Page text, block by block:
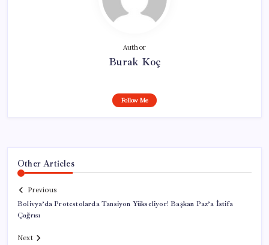
Author
Burak Koç
Follow Me
Other Articles
Previous
Bolivya’da Protestolarda Tansiyon Yükseliyor! Başkan Paz’a İstifa
Çağrısı
Next